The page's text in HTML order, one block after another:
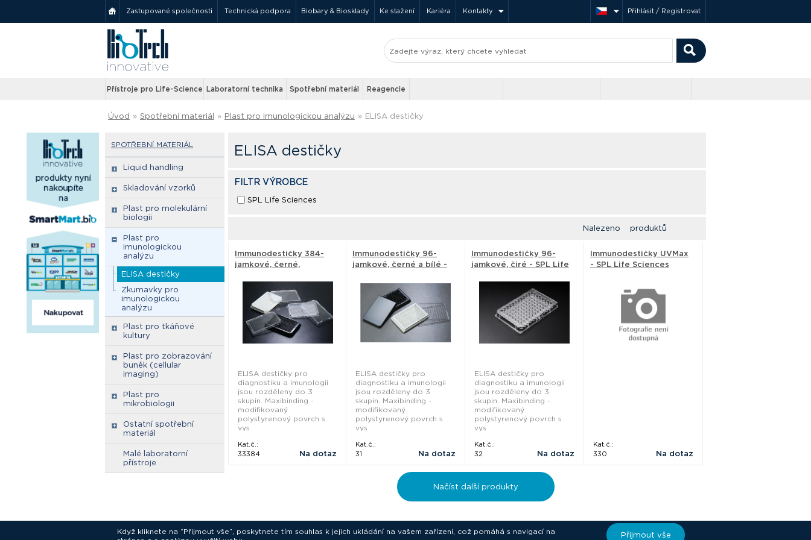
Zastupované společnosti Technická podpora Biobary & Biosklady Ke stažení Kariéra Kontakty Přihlásit / Registrovat
Přístroje pro Life-Science Laboratorní technika Spotřební materiál Reagencie
Úvod » Spotřební materiál » Plast pro imunologickou analýzu » ELISA destičky
SPOTŘEBNÍ MATERIÁL
Liquid handling
Skladování vzorků
Plast pro molekulární
biologii
Plast pro
imunologickou
analýzu
ELISA destičky
Zkumavky pro
imunologickou
analýzu
Plast pro tkáňové
kultury
Plast pro zobrazování
buněk (cellular
imaging)
Plast pro
mikrobiologii
Ostatní spotřební
materiál
Malé laboratorní
přístroje
ELISA destičky
FILTR VÝROBCE
SPL Life Sciences
Nalezeno produktů
Immunodestičky 384-
jamkové, černé,
ELISA destičky pro
diagnostiku a imunologii
jsou rozděleny do 3
skupin. Maxibinding -
modifikovaný
polystyrenový povrch s
vys
Kat.č.:
33384
Na dotaz
Immunodestičky 96-
jamkové, černé a bílé -
ELISA destičky pro
diagnostiku a imunologii
jsou rozděleny do 3
skupin. Maxibinding -
modifikovaný
polystyrenový povrch s
vys
Kat.č.:
31
Na dotaz
Immunodestičky 96-
jamkové, čiré - SPL Life
ELISA destičky pro
diagnostiku a imunologii
jsou rozděleny do 3
skupin. Maxibinding -
modifikovaný
polystyrenový povrch s
vys
Kat.č.:
32
Na dotaz
Immunodestičky UVMax
- SPL Life Sciences
Kat.č.:
330
Na dotaz
Načíst další produkty
Když kliknete na “Přijmout vše”, poskytnete tím souhlas k jejich ukládání na vašem zařízení, což pomáhá s navigací na
Přijmout vše